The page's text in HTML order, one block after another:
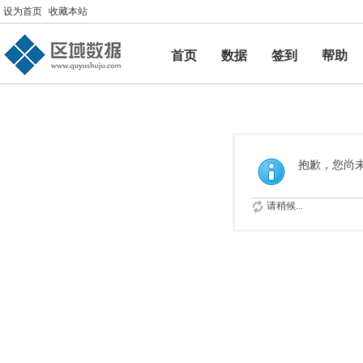
设为首页 收藏本站
首页 数据 签到
帮助
帮助
抱歉，您尚
请稍候...